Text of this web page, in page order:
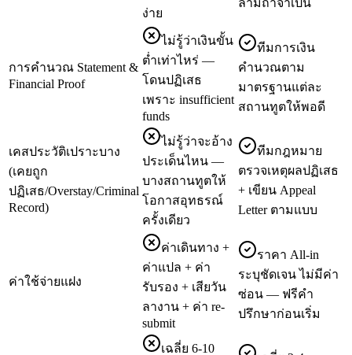
ง่าย
การคำนวณ Statement &
Financial Proof
ไม่รู้ว่าเงินขั้น
ต่ำเท่าไหร่ —
โดนปฏิเสธ
เพราะ insufficient
funds
ทีมการเงิน
คำนวณตาม
มาตรฐานแต่ละ
สถานทูตให้พอดี
เคสประวัติเปราะบาง
(เคยถูก
ปฏิเสธ/Overstay/Criminal
Record)
ไม่รู้ว่าจะอ้าง
ประเด็นไหน —
บางสถานทูตให้
โอกาสอุทธรณ์
ครั้งเดียว
ทีมกฎหมาย
ตรวจเหตุผลปฏิเสธ
+ เขียน Appeal
Letter ตามแบบ
ค่าใช้จ่ายแฝง
ค่าเดินทาง +
ค่าแปล + ค่า
รับรอง + เสียวัน
ลางาน + ค่า re-
submit
ราคา All-in
ระบุชัดเจน ไม่มีค่า
ซ่อน — ฟรีคำ
ปรึกษาก่อนเริ่ม
เฉลี่ย 6-10